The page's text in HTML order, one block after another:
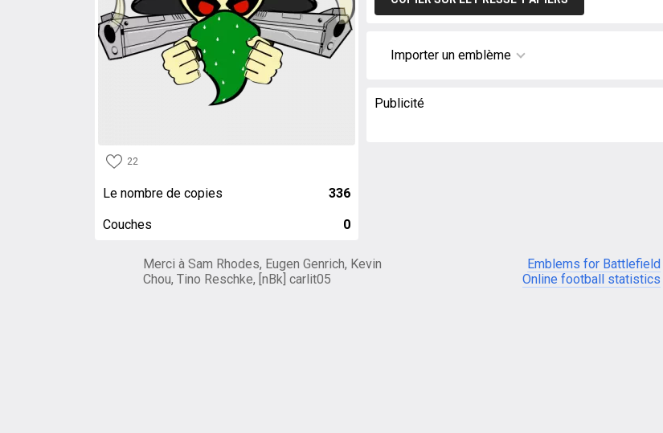
22
Le nombre de copies 336
Couches 0
Importer un emblème
Publicité
Merci à Sam Rhodes, Eugen Genrich, Kevin
Chou, Tino Reschke, [nBk] carlit05
Emblems for Battlefield
Online football statistics